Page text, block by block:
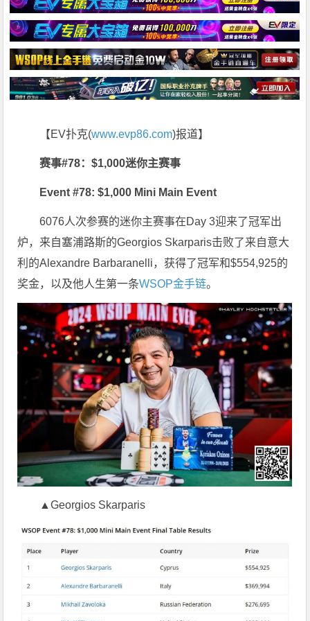
【EV扑克(www.evp86.com)报道】
赛事#78：$1,000迷你主赛事
Event #78: $1,000 Mini Main Event
6076人次参赛的迷你主赛事在Day 3迎来了冠军出
炉，来自塞浦路斯的Georgios Skarparis击败了来自意大
利的Alexandre Barbaranelli，获得了冠军和$554,925的
奖金，以及他人生第一条WSOP金手链。
▲Georgios Skarparis